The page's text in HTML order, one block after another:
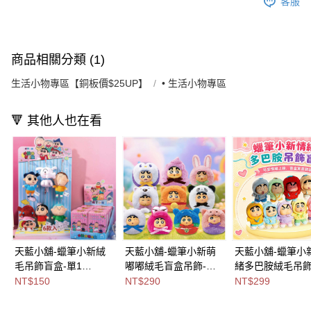
商品相關分類 (1)
生活小物專區【銅板價$25UP】 • 生活小物專區
🔻 其他人也在看
天藍小舖-蠟筆小新絨
毛吊飾盲盒-單1
款-$150【A11115029
NT$150
天藍小舖-蠟筆小新萌
嘟嘟絨毛盲盒吊飾-單1
款-$290【A11115630
NT$290
天藍小舖-蠟筆小
緒多巴胺絨毛吊
盒-共1
NT$299